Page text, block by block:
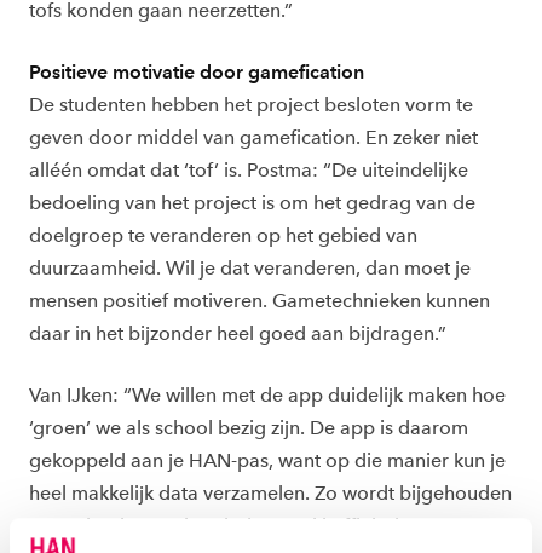
tofs konden gaan neerzetten.”
Positieve motivatie door gamefication
De studenten hebben het project besloten vorm te
geven door middel van gamefication. En zeker niet
alléén omdat dat ‘tof’ is. Postma: “De uiteindelijke
bedoeling van het project is om het gedrag van de
doelgroep te veranderen op het gebied van
duurzaamheid. Wil je dat veranderen, dan moet je
mensen positief motiveren. Gametechnieken kunnen
daar in het bijzonder heel goed aan bijdragen.”
Van IJken: “We willen met de app duidelijk maken hoe
‘groen’ we als school bezig zijn. De app is daarom
gekoppeld aan je HAN-pas, want op die manier kun je
heel makkelijk data verzamelen. Zo wordt bijgehouden
wat je kopieergedrag is, hoeveel koffiebekertjes je